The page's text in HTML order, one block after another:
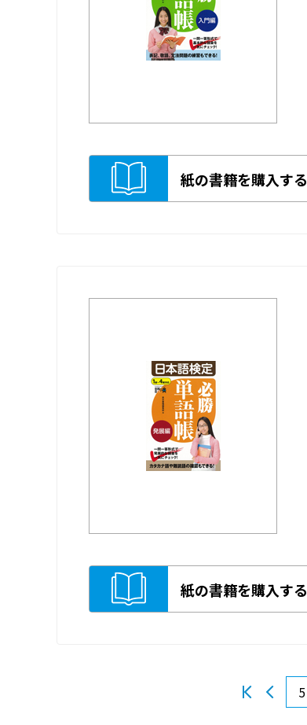
紙の書籍を購入する
紙の書籍を購入する
5